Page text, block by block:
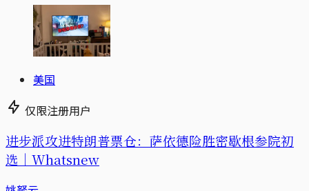
美国
仅限注册用户
进步派攻进特朗普票仓：萨依德险胜密歇根参院初
选｜Whatsnew